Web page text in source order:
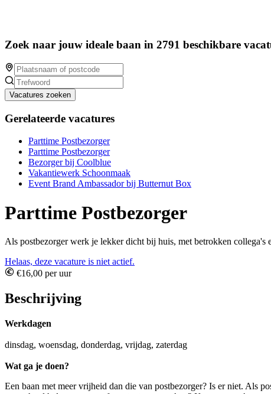
Zoek naar jouw ideale baan in 2791 beschikbare
Vacatures zoeken
Gerelateerde vacatures
Parttime Postbezorger
Parttime Postbezorger
Bezorger bij Coolblue
Vakantiewerk Schoonmaak
Event Brand Ambassador bij Butternut Box
Parttime Postbezorger
Als postbezorger werk je lekker dicht bij huis, met betrokken
Helaas, deze vacature is niet actief.
€16,00 per uur
Beschrijving
Werkdagen
dinsdag, woensdag, donderdag, vrijdag, zaterdag
Wat ga je doen?
Een baan met meer vrijheid dan die van postbezorger? Is er niet. Als